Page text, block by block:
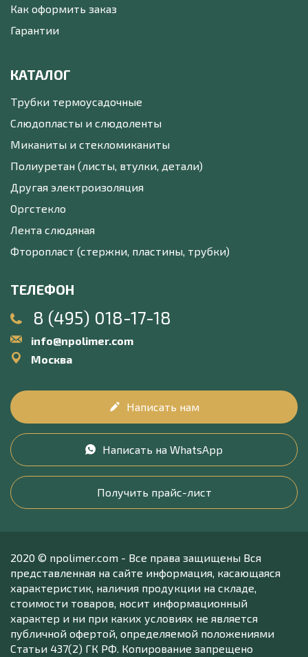
Как оформить заказ
Гарантии
КАТАЛОГ
Трубки термоусадочные
Слюдопласты и слюдоленты
Миканиты и стекломиканиты
Полиуретан (листы, втулки, детали)
Другая электроизоляция
Оргстекло
Лента слюдяная
Фторопласт (стержни, пластины, трубки)
ТЕЛЕФОН
8 (495) 018-17-18
info@npolimer.com
Москва
Написать нам
Написать на WhatsApp
Получить прайс-лист
2020 © npolimer.com - Все права защищены Вся
представленная на сайте информация, касающаяся
характеристик, наличия продукции на складе,
стоимости товаров, носит информационный
характер и ни при каких условиях не является
публичной офертой, определяемой положениями
Статьи 437(2) ГК РФ. Копирование запрещено